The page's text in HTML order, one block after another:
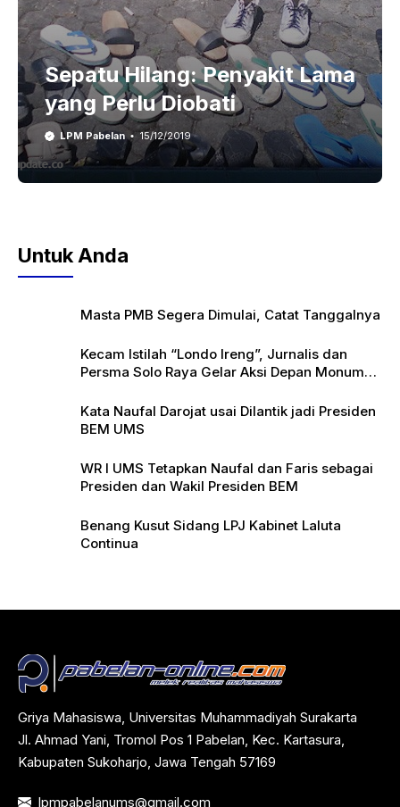
Sepatu Hilang: Penyakit Lama
yang Perlu Diobati
LPM Pabelan 15/12/2019
Untuk Anda
Masta PMB Segera Dimulai, Catat Tanggalnya
Kecam Istilah “Londo Ireng”, Jurnalis dan
Persma Solo Raya Gelar Aksi Depan Monumen
Kata Naufal Darojat usai Dilantik jadi Presiden
BEM UMS
WR I UMS Tetapkan Naufal dan Faris sebagai
Presiden dan Wakil Presiden BEM
Benang Kusut Sidang LPJ Kabinet Laluta
Continua
Griya Mahasiswa, Universitas Muhammadiyah Surakarta
Jl. Ahmad Yani, Tromol Pos 1 Pabelan, Kec. Kartasura,
Kabupaten Sukoharjo, Jawa Tengah 57169
lpmpabelanums@gmail.com